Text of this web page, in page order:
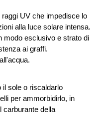
UV che impedisce lo
alla luce solare intensa.
modo esclusivo e strato di
ai graffi.
il sole o riscaldarlo
per ammorbidirlo, in
carburante della